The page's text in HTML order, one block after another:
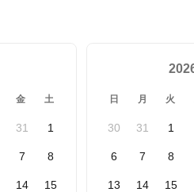
金 土
31 1
7 8
14 15
日 月 火
30 31 1
6 7 8
13 14 15